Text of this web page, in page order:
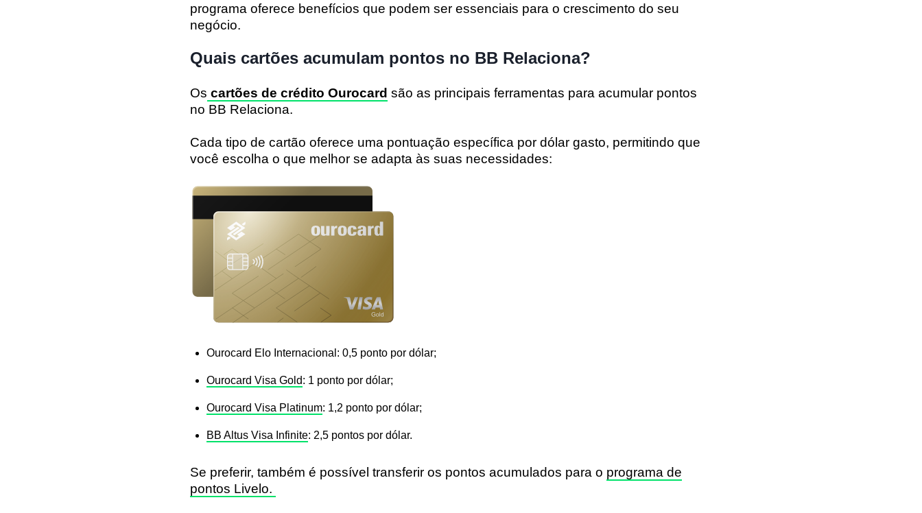
programa oferece benefícios que podem ser essenciais para o crescimento do seu
negócio.
Quais cartões acumulam pontos no BB Relaciona?
Os cartões de crédito Ourocard são as principais ferramentas para acumular pontos
no BB Relaciona.
Cada tipo de cartão oferece uma pontuação específica por dólar gasto, permitindo que
você escolha o que melhor se adapta às suas necessidades:
Ourocard Elo Internacional : 0,5 ponto por dólar;
Ourocard Visa Gold: 1 ponto por dólar;
Ourocard Visa Platinum: 1,2 ponto por dólar;
BB Altus Visa Infinite: 2,5 pontos por dólar.
Se preferir, também é possível transferir os pontos acumulados para o programa de
pontos Livelo.